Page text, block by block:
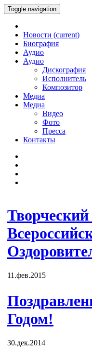
Toggle navigation
Новости (current)
Биография
Аудио
Аудио
Дискография
Исполнитель
Композитор
Медиа
Медиа
Видео
Фото
Пресса
Контакты
11.фев.2015
Годом!
30.дек.2014